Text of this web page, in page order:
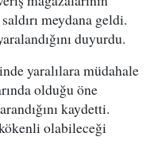
meydana geldi.
duyurdu.
yaralılara müdahale
olduğu öne
kaydetti.
olabileceği